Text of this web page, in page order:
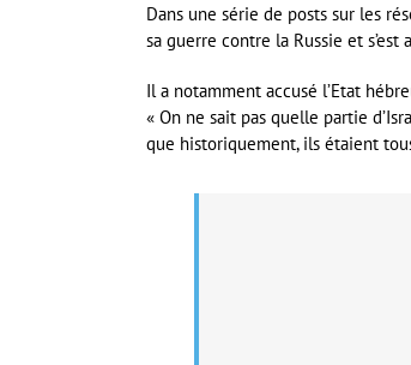
Dans une série de posts sur les
sa guerre contre la Russie et
Il a notamment accusé l’Etat
« On ne sait pas quelle partie
que historiquement, ils étaient